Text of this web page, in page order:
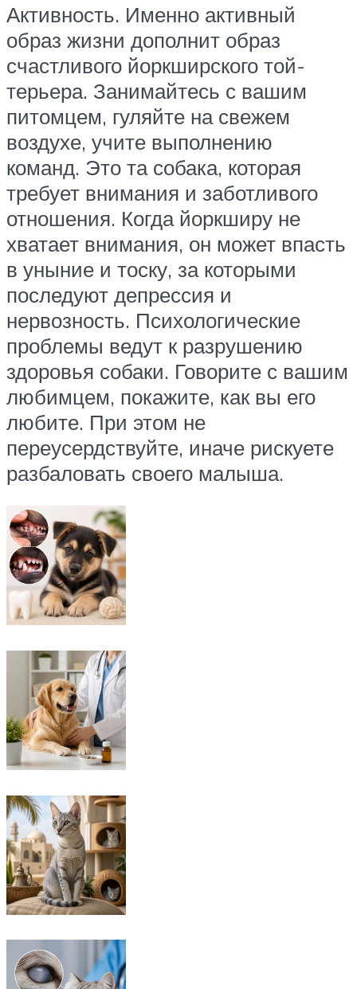
Активность. Именно активный
образ жизни дополнит образ
счастливого йоркширского той-
терьера. Занимайтесь с вашим
питомцем, гуляйте на свежем
воздухе, учите выполнению
команд. Это та собака, которая
требует внимания и заботливого
отношения. Когда йоркширу не
хватает внимания, он может впасть
в уныние и тоску, за которыми
последуют депрессия и
нервозность. Психологические
проблемы ведут к разрушению
здоровья собаки. Говорите с вашим
любимцем, покажите, как вы его
любите. При этом не
переусердствуйте, иначе рискуете
разбаловать своего малыша.